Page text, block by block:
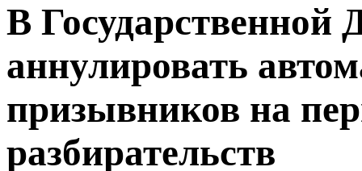
В Государственной
аннулировать
призывников на
разбирательств